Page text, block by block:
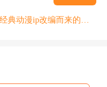
龙珠觉醒安卓版是一款由经典动漫ip改编而来的手游，陪随着90后这一代人的童年，游戏中人物的动画和大招的特效动画，做的也是非常棒，不过就是玩家要进行收集资源，这样才能和别人切磋，占据上风，游戏中的新人教程，做的挺到位的，让更多的玩家用最快的速度，了解这款游戏的玩法和信息。